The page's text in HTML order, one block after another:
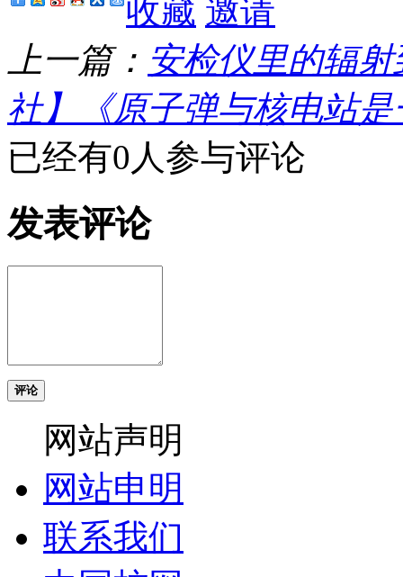
收藏 邀请
上一篇： 安检仪里的辐
社】《原子弹与核电站
已经有0人参与评论
发表评论
评论
网站声明
网站申明
联系我们